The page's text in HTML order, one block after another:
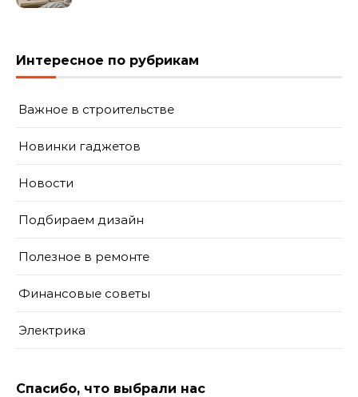
Интересное по рубрикам
Важное в строительстве
Новинки гаджетов
Новости
Подбираем дизайн
Полезное в ремонте
Финансовые советы
Электрика
Спасибо, что выбрали нас